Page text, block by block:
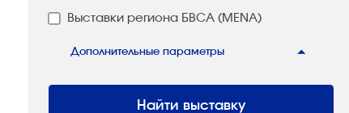
Выставки региона БВСА (MENA)
Дополнительные параметры
Найти выставку